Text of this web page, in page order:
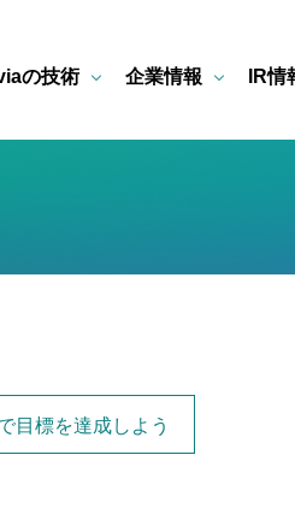
の技術 企業情報 IR情
目標を達成しよう